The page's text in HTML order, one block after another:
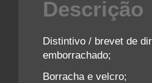
Descrição
Distintivo / brevet de
emborrachado;
Borracha e velcro;